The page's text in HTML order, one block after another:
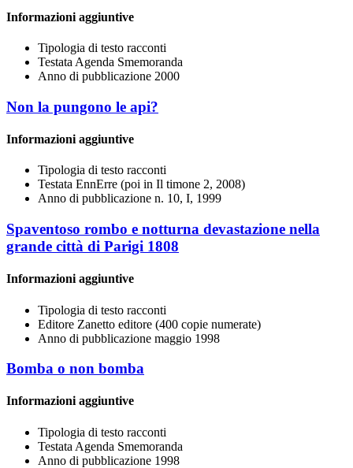
Informazioni aggiuntive
Tipologia di testo racconti
Testata Agenda Smemoranda
Anno di pubblicazione 2000
Non la pungono le api?
Informazioni aggiuntive
Tipologia di testo racconti
Testata EnnErre (poi in Il timone 2, 2008)
Anno di pubblicazione n. 10, I, 1999
Spaventoso rombo e notturna devastazione nella
grande città di Parigi 1808
Informazioni aggiuntive
Tipologia di testo racconti
Editore Zanetto editore (400 copie numerate)
Anno di pubblicazione maggio 1998
Bomba o non bomba
Informazioni aggiuntive
Tipologia di testo racconti
Testata Agenda Smemoranda
Anno di pubblicazione 1998